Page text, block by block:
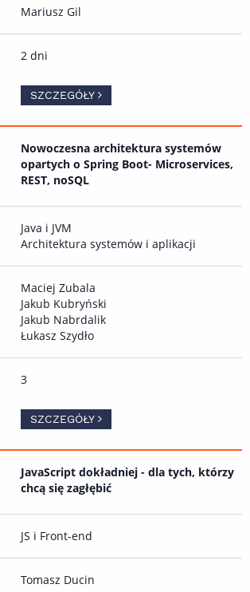
Mariusz Gil
2 dni
SZCZEGÓŁY
Nowoczesna architektura systemów
opartych o Spring Boot- Microservices,
REST, noSQL
Java i JVM
Architektura systemów i aplikacji
Maciej Zubala
Jakub Kubryński
Jakub Nabrdalik
Łukasz Szydło
3
SZCZEGÓŁY
JavaScript dokładniej - dla tych, którzy
chcą się zagłębić
JS i Front-end
Tomasz Ducin